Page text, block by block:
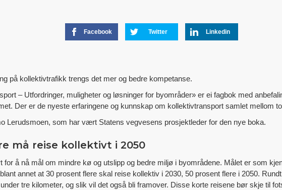
Facebook Twitter Linkedin
på kollektivtrafikk trengs det mer og bedre kompetanse.
– Utfordringer, muligheter og løsninger for byområder» er ei fagbok med
Der er de nyeste erfaringene og kunnskap om kollektivtransport samlet mellom
Lerudsmoen, som har vært Statens vegvesens prosjektleder for den nye boka.
må reise kollektivt i 2050
for å nå mål om mindre kø og utslipp og bedre miljø i byområdene. Målet er som
annet at 30 prosent flere skal reise kollektiv i 2030, 50 prosent flere i 2050.
tre kilometer, og slik vil det også bli framover. Disse korte reisene bør skje til